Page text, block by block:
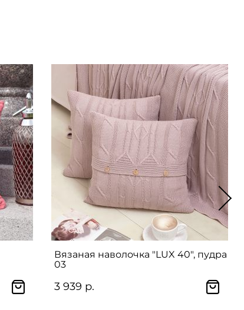
Вязаная наволочка "LUX 40", пудра
03
3 939 р.